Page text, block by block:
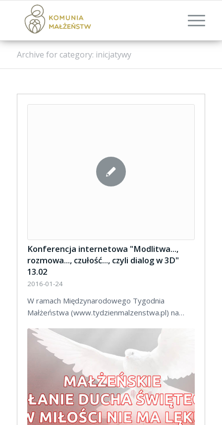
Archive for category: inicjatywy
Konferencja internetowa "Modlitwa...,
rozmowa..., czułość..., czyli dialog w 3D"
13.02
2016-01-24
W ramach Międzynarodowego Tygodnia
Małżeństwa (www.tydzienmalzenstwa.pl) na…